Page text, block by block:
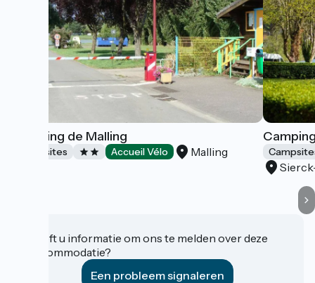
Camping de Malling
Campsites Accueil Vélo Malling
Heeft u informatie om ons te melden over deze
accommodatie?
Een probleem signaleren